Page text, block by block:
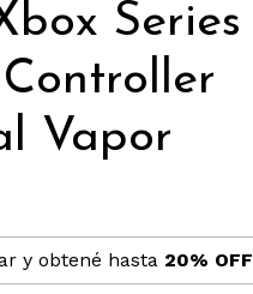
Series
Vapor
y obtené hasta 20% OFF